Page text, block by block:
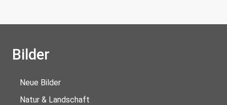
Bilder
Neue Bilder
Natur & Landschaft